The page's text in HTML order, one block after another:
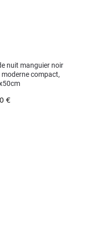
nuit manguier noir
moderne compact,
€